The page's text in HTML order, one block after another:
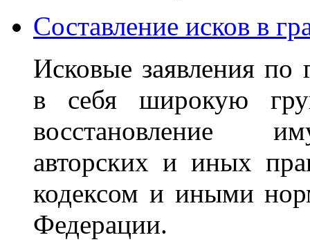
Составление исков в
Исковые заявления
в себя широкую
восстановление
авторских и иных
кодексом и иными
Федерации.